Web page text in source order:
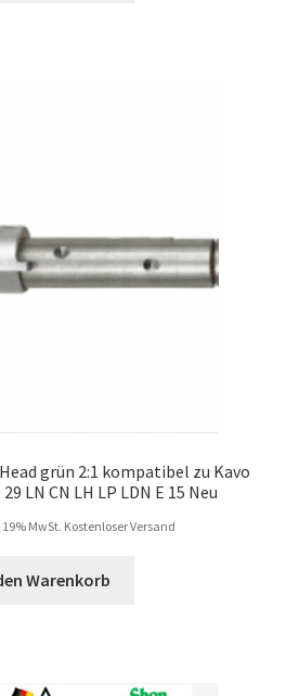
grün 2:1 kompatibel zu Kavo
LN CN LH LP LDN E 15 Neu
19% MwSt. Kostenloser Versand
Warenkorb